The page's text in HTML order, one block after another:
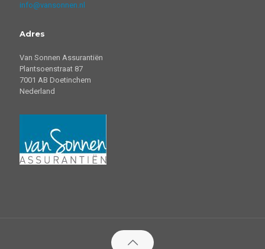
info@vansonnen.nl
Adres
Van Sonnen Assurantiën
Plantsoenstraat 87
7001 AB Doetinchem
Nederland